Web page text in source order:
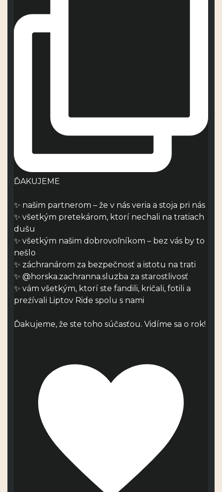
ĎAKUJEME
✨ našim partnerom – že v nás veria a stoja pri nás
✨ všetkým pretekárom, ktorí nechali na tratiach
dušu
✨ všetkým našim dobrovoľníkom – bez vás by to
nešlo
✨ záchranárom za bezpečnosť a istotu na trati
✨ @horska.zachranna.sluzba za starostlivosť
✨ vám všetkým, ktorí ste fandili, kričali, fotili a
preźívali Liptov Ride spolu s nami
Ďakujeme, že ste toho súčasťou. Vidíme sa o rok!